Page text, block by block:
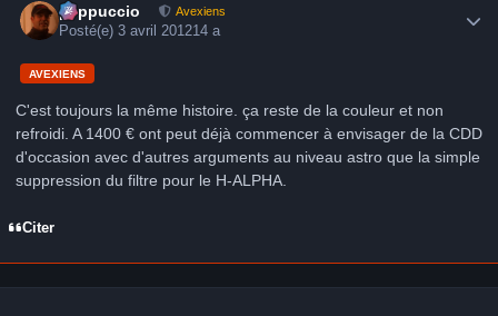
peppuccio Avexiens
Posté(e)3 avril 201214 a
AVEXIENS
C'est toujours la même histoire. ça reste de la couleur et non
refroidi. A 1400 € ont peut déjà commencer à envisager de la CDD
d'occasion avec d'autres arguments au niveau astro que la simple
suppression du filtre pour le H-ALPHA.
Citer